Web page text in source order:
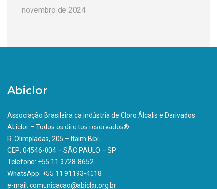
novembro de 2024
Abiclor
Associação Brasileira da indústria de Cloro Álcalis e Derivados
Abiclor – Todos os direitos reservados®
R. Olimpíadas, 205 – Itaim Bibi
CEP: 04546-004 – SÃO PAULO – SP
Telefone: +55 11 3728-8652
WhatsApp: +55 11 91193-4318
e-mail: comunicacao@abiclor.org.br